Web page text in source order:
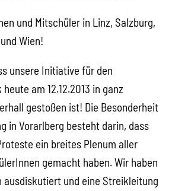
und Mitschüler in Linz, Salzburg,
Wien!
unsere Initiative für den
am 12.12.2013 in ganz
gestoßen ist! Die Besonderheit
in Vorarlberg besteht darin, dass
ein breites Plenum aller
gemacht haben. Wir haben
ausdiskutiert und eine Streikleitung